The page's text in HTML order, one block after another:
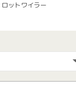
ロットワイラー